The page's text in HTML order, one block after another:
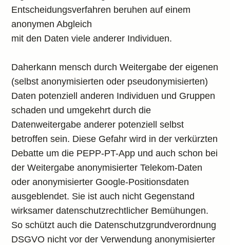
Entscheidungsverfahren beruhen auf einem
anonymen Abgleich
mit den Daten viele anderer Individuen.
Daherkann mensch durch Weitergabe der eigenen
(selbst anonymisierten oder pseudonymisierten)
Daten potenziell anderen Individuen und Gruppen
schaden und umgekehrt durch die
Datenweitergabe anderer potenziell selbst
betroffen sein. Diese Gefahr wird in der verkürzten
Debatte um die PEPP-PT-App und auch schon bei
der Weitergabe anonymisierter Telekom-Daten
oder anonymisierter Google-Positionsdaten
ausgeblendet. Sie ist auch nicht Gegenstand
wirksamer datenschutzrechtlicher Bemühungen.
So schützt auch die Datenschutzgrundverordnung
DSGVO nicht vor der Verwendung anonymisierter